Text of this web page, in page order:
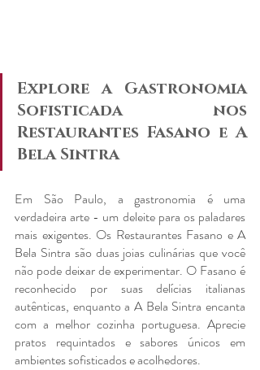
Explore a Gastronomia
Sofisticada nos
Restaurantes Fasano e A
Bela Sintra
Em São Paulo, a gastronomia é uma
verdadeira arte - um deleite para os paladares
mais exigentes. Os Restaurantes Fasano e A
Bela Sintra são duas joias culinárias que você
não pode deixar de experimentar. O Fasano é
reconhecido por suas delícias italianas
autênticas, enquanto a A Bela Sintra encanta
com a melhor cozinha portuguesa. Aprecie
pratos requintados e sabores únicos em
ambientes sofisticados e acolhedores.